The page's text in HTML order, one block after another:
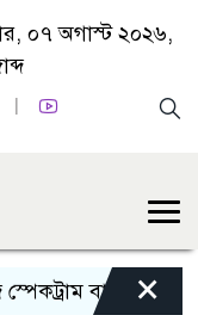
০৭ অগাস্ট ২০২৬,
বাংলা রেডিও×